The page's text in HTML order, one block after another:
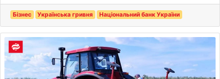
Бізнес Українська гривня Національний банк України